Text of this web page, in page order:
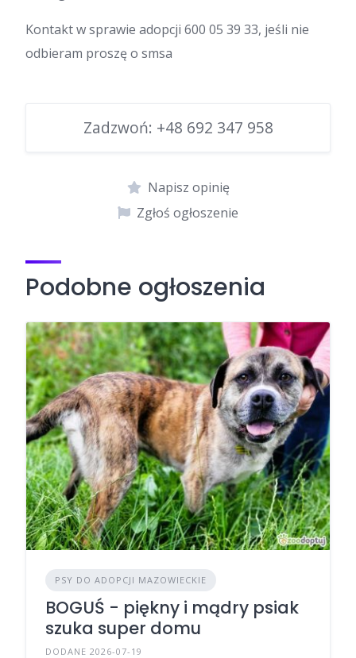
Kontakt w sprawie adopcji 600 05 39 33, jeśli nie
odbieram proszę o smsa
Zadzwoń: +48 692 347 958
Napisz opinię
Zgłoś ogłoszenie
Podobne ogłoszenia
PSY DO ADOPCJI MAZOWIECKIE
BOGUŚ - piękny i mądry psiak
szuka super domu
DODANE 2026-07-19